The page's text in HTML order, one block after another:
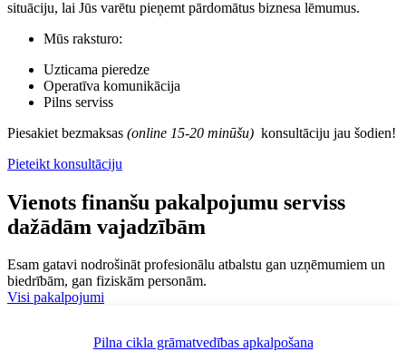
situāciju, lai Jūs varētu pieņemt pārdomātus biznesa lēmumus.
Mūs raksturo:
Uzticama pieredze
Operatīva komunikācija
Pilns serviss
Piesakiet bezmaksas (online 15-20 minūšu) konsultāciju jau šodien!
Pieteikt konsultāciju
Vienots finanšu pakalpojumu serviss
dažādām vajadzībām
Esam gatavi nodrošināt profesionālu atbalstu gan uzņēmumiem un
biedrībām, gan fiziskām personām.
Visi pakalpojumi
Pilna cikla grāmatvedības apkalpošana